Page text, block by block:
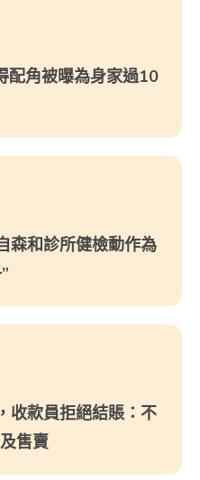
配角被曝為身家過10
森和診所健檢動作為
收款員拒絕結賬：不
售賣